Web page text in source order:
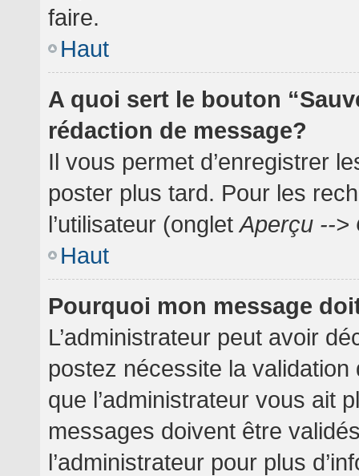
faire.
Haut
A quoi sert le bouton
rédaction de message?
Il vous permet d’enregistrer
poster plus tard. Pour les
l’utilisateur (ongletAperçu -->
Haut
Pourquoi mon message
L’administrateur peut avoir
postez nécessite la
que l’administrateur vous ait
messages doivent être
l’administrateur pour plus